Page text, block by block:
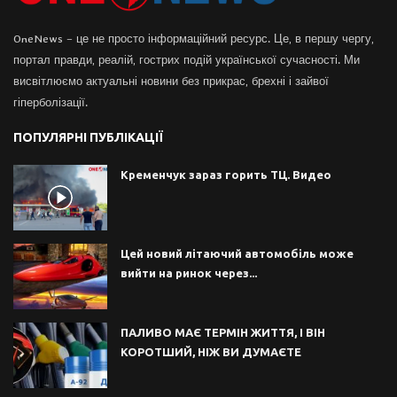
OneNews – це не просто інформаційний ресурс. Це, в першу чергу,
портал правди, реалій, гострих подій української сучасності. Ми
висвітлюємо актуальні новини без прикрас, брехні і зайвої
гіперболізації.
ПОПУЛЯРНІ ПУБЛІКАЦІЇ
Кременчук зараз горить ТЦ. Видео
Цей новий літаючий автомобіль може
вийти на ринок через...
ПАЛИВО МАЄ ТЕРМІН ЖИТТЯ, І ВІН
КОРОТШИЙ, НІЖ ВИ ДУМАЄТЕ